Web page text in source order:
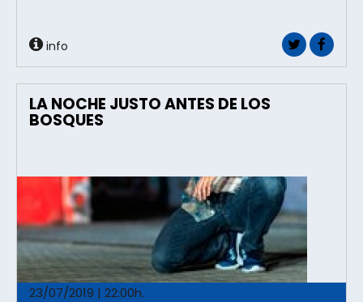
info
LA NOCHE JUSTO ANTES DE LOS
BOSQUES
23/07/2019 | 22:00h.